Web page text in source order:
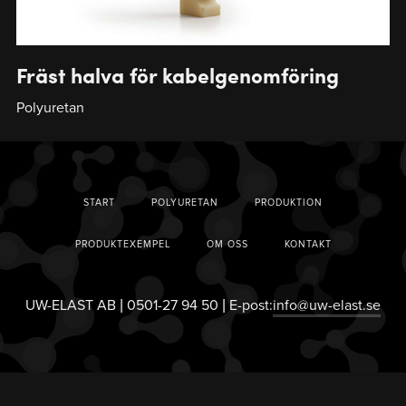
Fräst halva för kabelgenomföring
Polyuretan
START POLYURETAN PRODUKTION
PRODUKTEXEMPEL OM OSS KONTAKT
UW-ELAST AB | 0501-27 94 50 | E-post:info@uw-elast.se